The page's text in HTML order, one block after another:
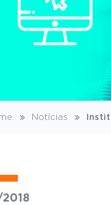
Notícias
2018